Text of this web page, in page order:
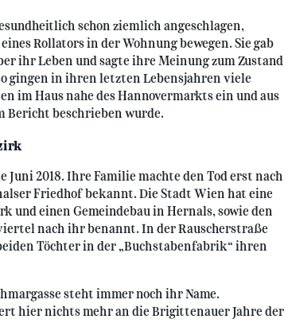
schon ziemlich angeschlagen,
Rollators in der Wohnung bewegen. Sie gab
ihr Leben und sagte ihre Meinung zum Zustand
gingen in ihren letzten Lebensjahren viele
im Haus nahe des Hannovermarkts ein und aus
Bericht beschrieben wurde.
2018. Ihre Familie machte den Tod erst nach
Friedhof bekannt. Die Stadt Wien hat eine
und einen Gemeindebau in Hernals, sowie den
nach ihr benannt. In der Rauscherstraße
Töchter in der „Buchstabenfabrik“ ihren
steht immer noch ihr Name.
hier nichts mehr an die Brigittenauer Jahre der